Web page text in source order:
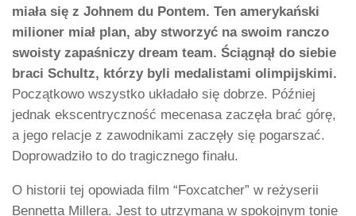
miała się z Johnem du Pontem. Ten amerykański
milioner miał plan, aby stworzyć na swoim ranczo
swoisty zapaśniczy dream team. Ściągnął do siebie
braci Schultz, którzy byli medalistami olimpijskimi.
Początkowo wszystko układało się dobrze. Później
jednak ekscentryczność mecenasa zaczęła brać górę,
a jego relacje z zawodnikami zaczęły się pogarszać.
Doprowadziło to do tragicznego finału.
O historii tej opowiada film “Foxcatcher” w reżyserii
Bennetta Millera. Jest to utrzymana w spokojnym tonie